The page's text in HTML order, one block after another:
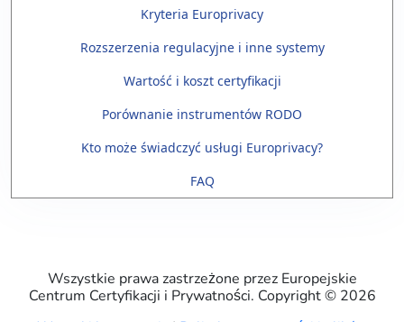
Kryteria Europrivacy
Rozszerzenia regulacyjne i inne systemy
Wartość i koszt certyfikacji
Porównanie instrumentów RODO
Kto może świadczyć usługi Europrivacy?
FAQ
Wszystkie prawa zastrzeżone przez Europejskie
Centrum Certyfikacji i Prywatności. Copyright © 2026